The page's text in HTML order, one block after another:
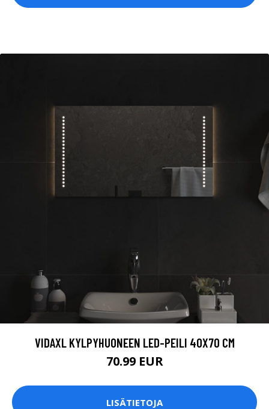
VIDAXL KYLPYHUONEEN LED-PEILI 40X70 CM
70.99 EUR
LISÄTIETOJA